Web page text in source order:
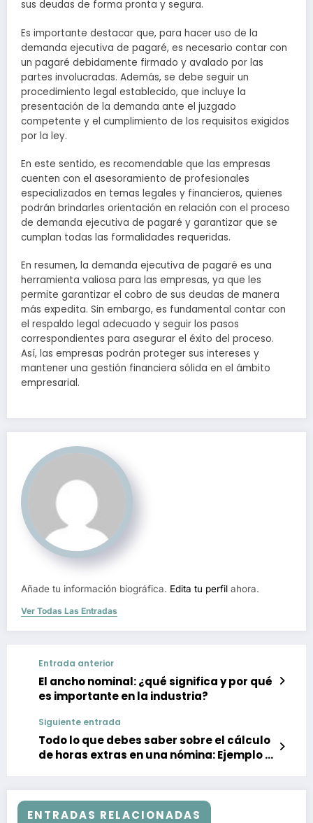
sus deudas de forma pronta y segura.
Es importante destacar que, para hacer uso de la
demanda ejecutiva de pagaré, es necesario contar con
un pagaré debidamente firmado y avalado por las
partes involucradas. Además, se debe seguir un
procedimiento legal establecido, que incluye la
presentación de la demanda ante el juzgado
competente y el cumplimiento de los requisitos exigidos
por la ley.
En este sentido, es recomendable que las empresas
cuenten con el asesoramiento de profesionales
especializados en temas legales y financieros, quienes
podrán brindarles orientación en relación con el proceso
de demanda ejecutiva de pagaré y garantizar que se
cumplan todas las formalidades requeridas.
En resumen, la demanda ejecutiva de pagaré es una
herramienta valiosa para las empresas, ya que les
permite garantizar el cobro de sus deudas de manera
más expedita. Sin embargo, es fundamental contar con
el respaldo legal adecuado y seguir los pasos
correspondientes para asegurar el éxito del proceso.
Así, las empresas podrán proteger sus intereses y
mantener una gestión financiera sólida en el ámbito
empresarial.
Añade tu información biográfica. Edita tu perfil ahora.
Ver Todas Las Entradas
Entrada anterior
El ancho nominal: ¿qué significa y por qué
es importante en la industria?
Siguiente entrada
Todo lo que debes saber sobre el cálculo
de horas extras en una nómina: Ejemplo y
ENTRADAS RELACIONADAS